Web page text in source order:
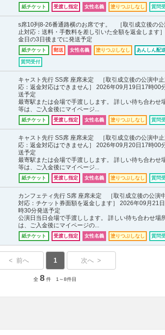
紙チケット 受渡し指定 女性名義 塗りつぶしなし 質問
s席10列8-26番通路横のお席です。 ［取引成立後の公
止対応：送料・手数料を差し引いた全額を返金します
金日の3日後までに発送予定
紙チケット 郵送 女性名義 塗りつぶしなし あんしん配
質問受付
キャスト先行 SS席 座席未定 ［取引成立後の公演中
応：返金対応はできません］ 2026年09月19日17時00
送予定
最寄駅または会場で手渡しします。 詳しい待ち合わせ
等は、ご入金後にマイページ...
紙チケット 受渡し指定 女性名義 塗りつぶしなし 質問
キャスト先行 SS席 座席未定 ［取引成立後の公演中
応：返金対応はできません］ 2026年09月20日17時00
送予定
最寄駅または会場で手渡しします。 詳しい待ち合わせ
等は、ご入金後にマイページ...
紙チケット 受渡し指定 女性名義 塗りつぶしなし 質問
カンフェティ先行 S席 座席未定 ［取引成立後の公演
対応：チケット券面額を返金します］ 2026年09月21
時30分発送予定
公演日当日会場で手渡しします。 詳しい待ち合わせ場
は、ご入金後にマイページの...
紙チケット 受渡し指定 女性名義 塗りつぶしなし 質問
< 前へ 1 次へ >
全 8 件 1～8件目